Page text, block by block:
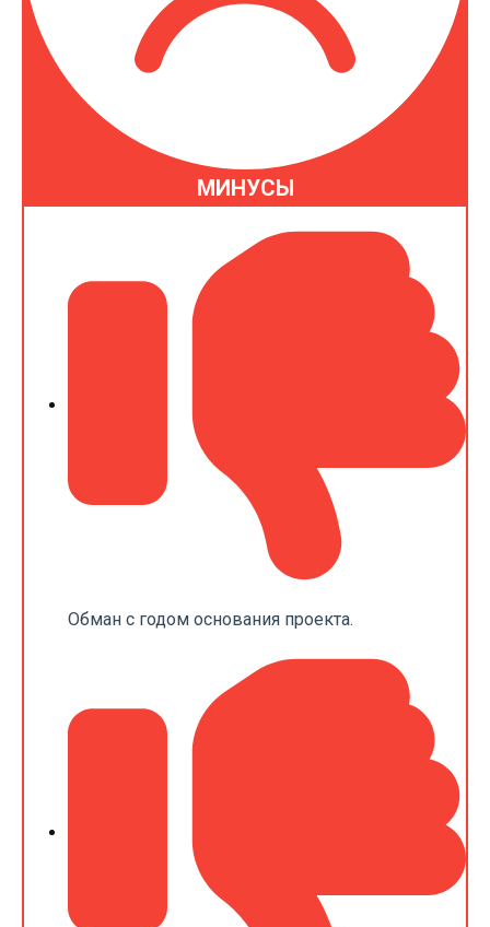
МИНУСЫ
Обман с годом основания проекта.